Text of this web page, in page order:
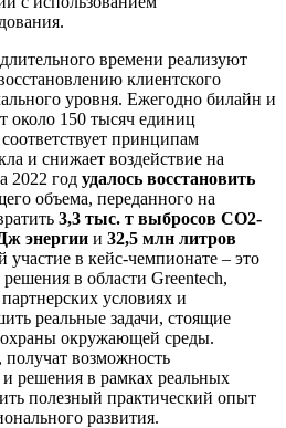
времени реализуют
клиентского
уровня. Ежегодно билайн и
около 150 тысяч единиц
принципам
и снижает воздействие на
2022 год удалось восстановить
объема, переданного на
3,3 тыс. т выбросов СО2-
энергии и 32,5 млн литров
в кейс-чемпионате – это
в области Greentech,
условиях и
реальные задачи, стоящие
охраны окружающей среды.
возможность
и решения в рамках реальных
полезный практический опыт
развития.